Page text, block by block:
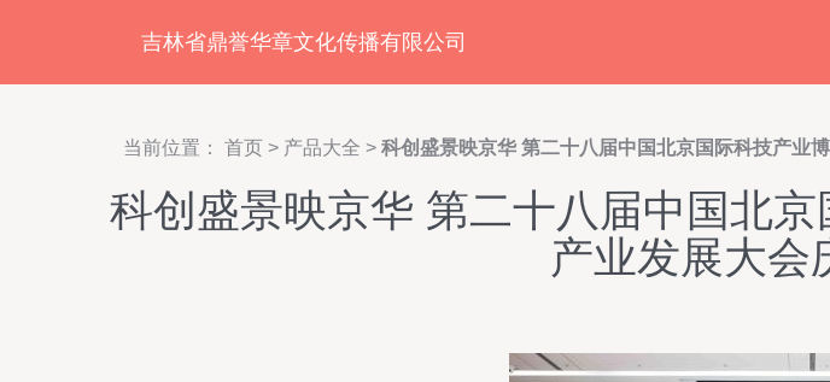
吉林省鼎誉华章文化传播有限公司
当前位置： 首页 > 产品大全 > 科创盛景映京华 第二十八届中国北京国际科技产业
科创盛景映京华 第二十八届中国北
产业发展大会